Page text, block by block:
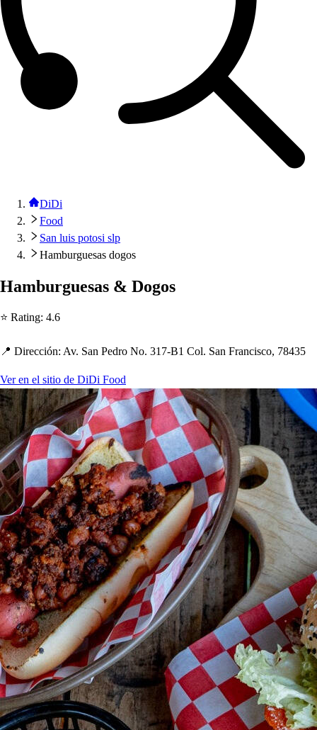
DiDi
Food
San luis potosi slp
Hamburguesas dogos
Hamburguesas & Dogos
⭐ Rating: 4.6
📍 Dirección: Av. San Pedro No. 317-B1 Col. San Francisco, 78435
Ver en el sitio de DiDi Food